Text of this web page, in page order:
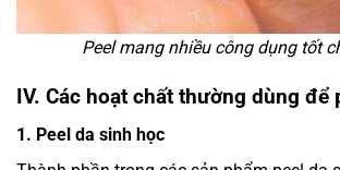
Peel mang nhiều công dụng tốt
IV. Các hoạt chất thường dùng để
1. Peel da sinh học